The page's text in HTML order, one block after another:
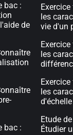
bac :
de
bac :
les
vie d'un
les
les
Etude
Étudier